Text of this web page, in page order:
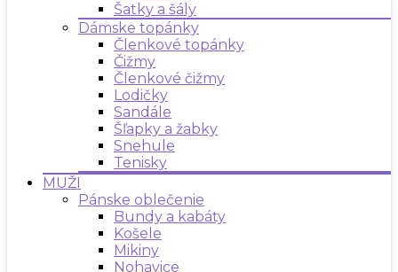
Šatky a šály
Dámske topánky
Členkové topánky
Čižmy
Členkové čižmy
Lodičky
Sandále
Šľapky a žabky
Snehule
Tenisky
MUŽI
Pánske oblečenie
Bundy a kabáty
Košele
Mikiny
Nohavice